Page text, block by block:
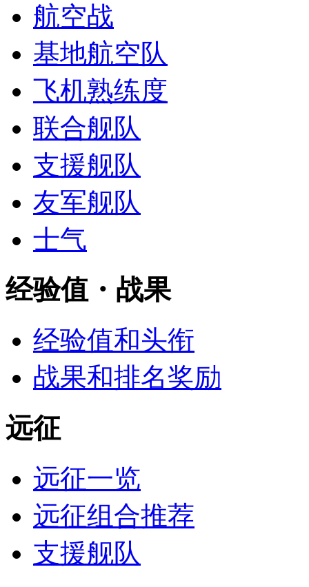
航空战
基地航空队
飞机熟练度
联合舰队
支援舰队
友军舰队
士气
经验值・战果
经验值和头衔
战果和排名奖励
远征
远征一览
远征组合推荐
支援舰队